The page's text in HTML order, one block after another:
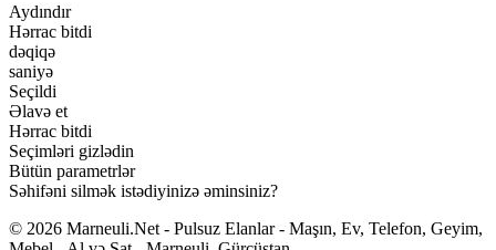
Aydındır
Hərrac bitdi
dəqiqə
saniyə
Seçildi
Əlavə et
Hərrac bitdi
Seçimləri gizlədin
Bütün parametrlər
Səhifəni silmək istədiyinizə əminsiniz?
© 2026 Marneuli.Net - Pulsuz Elanlar - Maşın, Ev, Telefon, Geyim,